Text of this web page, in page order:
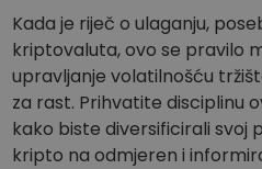
Kada je riječ o ulaganju,
kriptovaluta, ovo se pravilo
upravljanje volatilnošću
za rast. Prihvatite disciplinu
kako biste diversificirali svoj
kripto na odmjeren i